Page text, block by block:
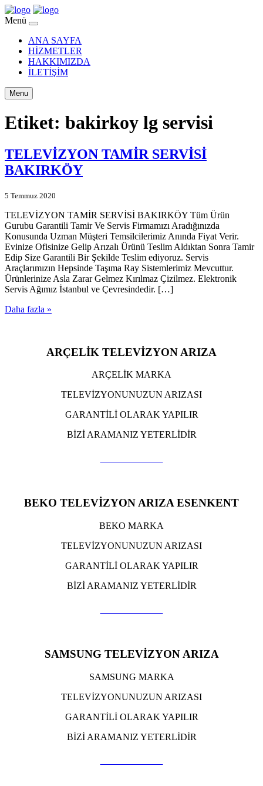
Menü
ANA SAYFA
HİZMETLER
HAKKIMIZDA
İLETİŞİM
Menu
Etiket: bakirkoy lg servisi
TELEVİZYON TAMİR SERVİSİ
BAKIRKÖY
5 Temmuz 2020
TELEVİZYON TAMİR SERVİSİ BAKIRKÖY Tüm Ürün
Gurubu Garantili Tamir Ve Servis Firmamızı Aradığınızda
Konusunda Uzman Müşteri Temsilcilerimiz Anında Fiyat Verir.
Evinize Ofisinize Gelip Arızalı Ürünü Teslim Aldıktan Sonra Tamir
Edip Size Garantili Bir Şekilde Teslim ediyoruz. Servis
Araçlarımızın Hepsinde Taşıma Ray Sistemlerimiz Mevcuttur.
Ürünlerinize Asla Zarar Gelmez Kırılmaz Çizilmez. Elektronik
Servis Ağımız İstanbul ve Çevresindedir. […]
Daha fazla »
ARÇELİK TELEVİZYON ARIZA
ARÇELİK MARKA
TELEVİZYONUNUZUN ARIZASI
GARANTİLİ OLARAK YAPILIR
BİZİ ARAMANIZ YETERLİDİR
BEKO TELEVİZYON ARIZA ESENKENT
BEKO MARKA
TELEVİZYONUNUZUN ARIZASI
GARANTİLİ OLARAK YAPILIR
BİZİ ARAMANIZ YETERLİDİR
SAMSUNG TELEVİZYON ARIZA
SAMSUNG MARKA
TELEVİZYONUNUZUN ARIZASI
GARANTİLİ OLARAK YAPILIR
BİZİ ARAMANIZ YETERLİDİR